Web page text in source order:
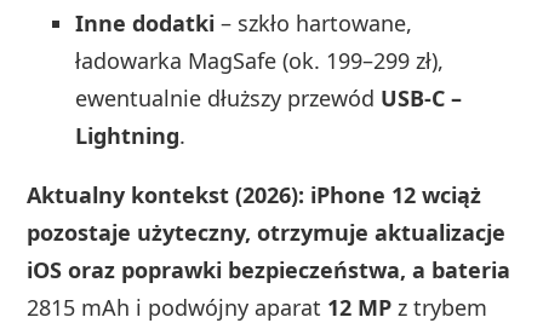
Inne dodatki – szkło hartowane,
ładowarka MagSafe (ok. 199–299 zł),
ewentualnie dłuższy przewód USB‑C –
Lightning.
Aktualny kontekst (2026): iPhone 12 wciąż
pozostaje użyteczny, otrzymuje aktualizacje
iOS oraz poprawki bezpieczeństwa, a bateria
2815 mAh i podwójny aparat 12 MP z trybem